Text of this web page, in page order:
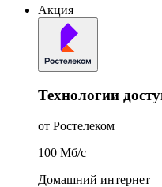
Акция
Технологии
от Ростелеком
100 Мб/c
Домашний интернет